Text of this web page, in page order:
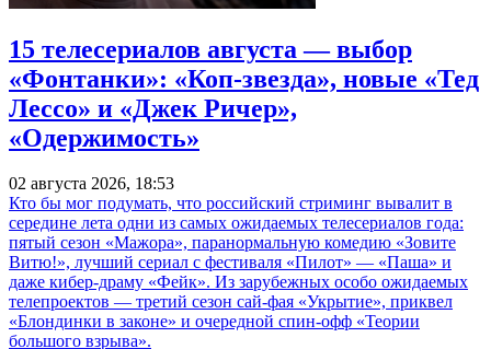
15 телесериалов августа — выбор
«Фонтанки»: «Коп-звезда», новые «Тед
Лессо» и «Джек Ричер»,
«Одержимость»
02 августа 2026, 18:53
Кто бы мог подумать, что российский стриминг вывалит в
середине лета одни из самых ожидаемых телесериалов года:
пятый сезон «Мажора», паранормальную комедию «Зовите
Витю!», лучший сериал с фестиваля «Пилот» — «Паша» и
даже кибер-драму «Фейк». Из зарубежных особо ожидаемых
телепроектов — третий сезон сай-фая «Укрытие», приквел
«Блондинки в законе» и очередной спин-офф «Теории
большого взрыва».